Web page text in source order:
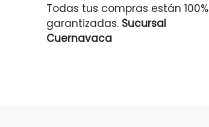
Todas tus compras están 100%
garantizadas. Sucursal
Cuernavaca